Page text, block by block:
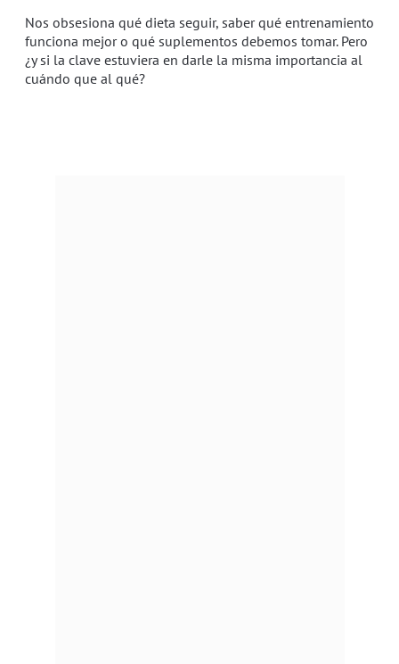
Nos obsesiona qué dieta seguir, saber qué entrenamiento
funciona mejor o qué suplementos debemos tomar. Pero
¿y si la clave estuviera en darle la misma importancia al
cuándo que al qué?